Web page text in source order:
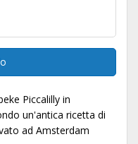
Piccalilly in
un'antica ricetta di
ad Amsterdam